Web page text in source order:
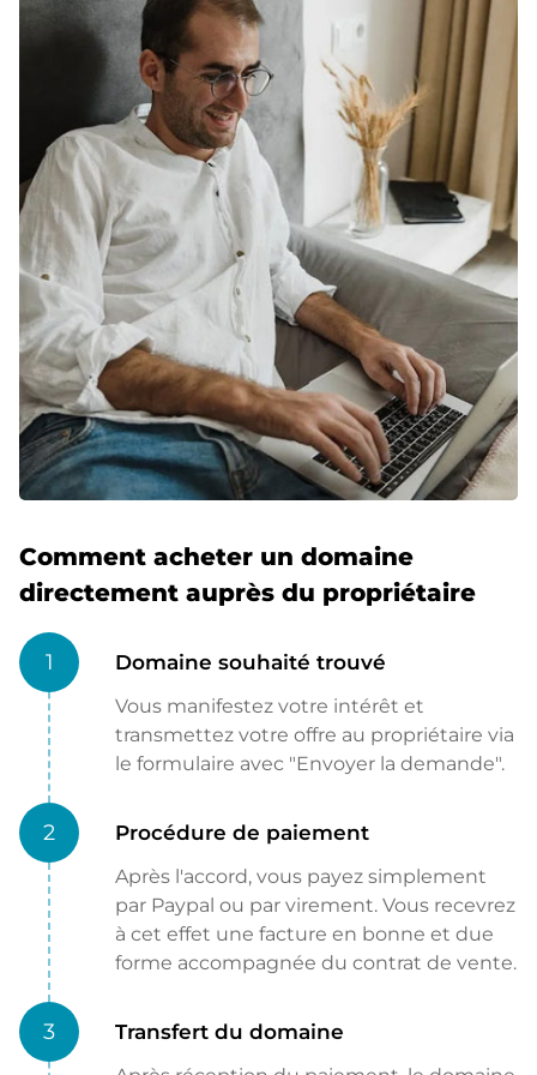
Comment acheter un domaine
directement auprès du propriétaire
1 Domaine souhaité trouvé
Vous manifestez votre intérêt et
transmettez votre offre au propriétaire via
le formulaire avec "Envoyer la demande".
2 Procédure de paiement
Après l'accord, vous payez simplement
par Paypal ou par virement. Vous recevrez
à cet effet une facture en bonne et due
forme accompagnée du contrat de vente.
3 Transfert du domaine